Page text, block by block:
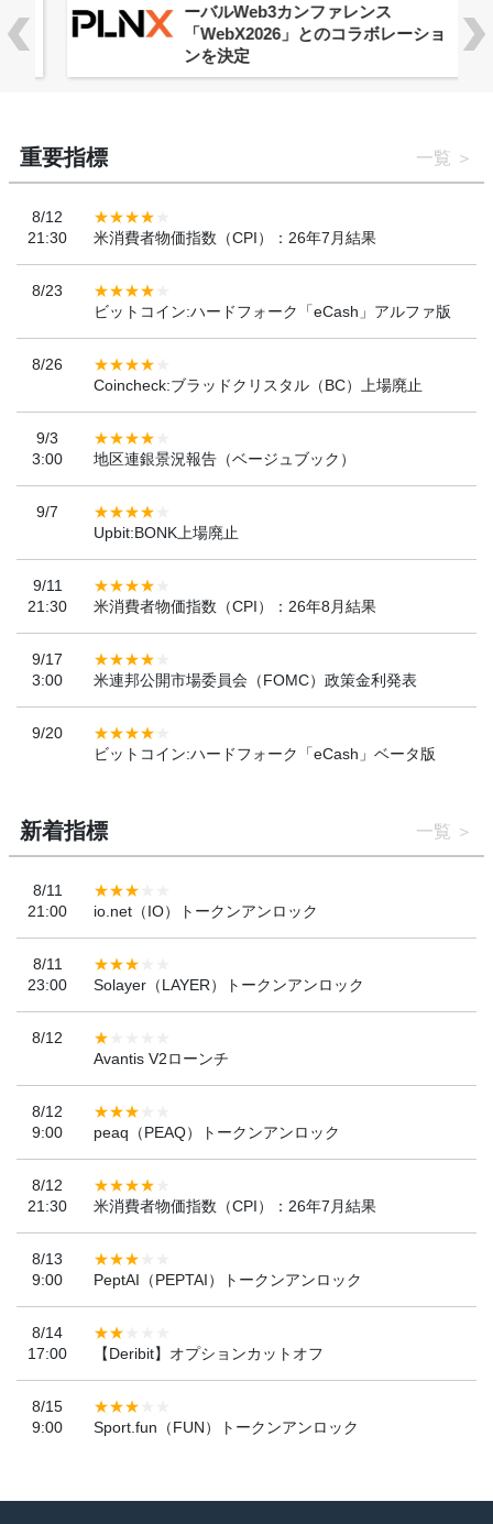
ーバルWeb3カンファレンス
「WebX2026」とのコラボレーショ
ンを決定
重要指標 一覧
8/12
21:30
米消費者物価指数（CPI）：26年7月結果
8/23
ビットコイン:ハードフォーク「eCash」アルファ版
8/26
Coincheck:ブラッドクリスタル（BC）上場廃止
9/3
3:00
地区連銀景況報告（ベージュブック）
9/7
Upbit:BONK上場廃止
9/11
21:30
米消費者物価指数（CPI）：26年8月結果
9/17
3:00
米連邦公開市場委員会（FOMC）政策金利発表
9/20
ビットコイン:ハードフォーク「eCash」ベータ版
新着指標 一覧
8/11
21:00
io.net（IO）トークンアンロック
8/11
23:00
Solayer（LAYER）トークンアンロック
8/12
Avantis V2ローンチ
8/12
9:00
peaq（PEAQ）トークンアンロック
8/12
21:30
米消費者物価指数（CPI）：26年7月結果
8/13
9:00
PeptAI（PEPTAI）トークンアンロック
8/14
17:00
【Deribit】オプションカットオフ
8/15
9:00
Sport.fun（FUN）トークンアンロック